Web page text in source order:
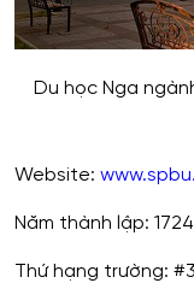
Du học Nga
Website:
Năm thành lập: 1724
Thứ hạng trường: